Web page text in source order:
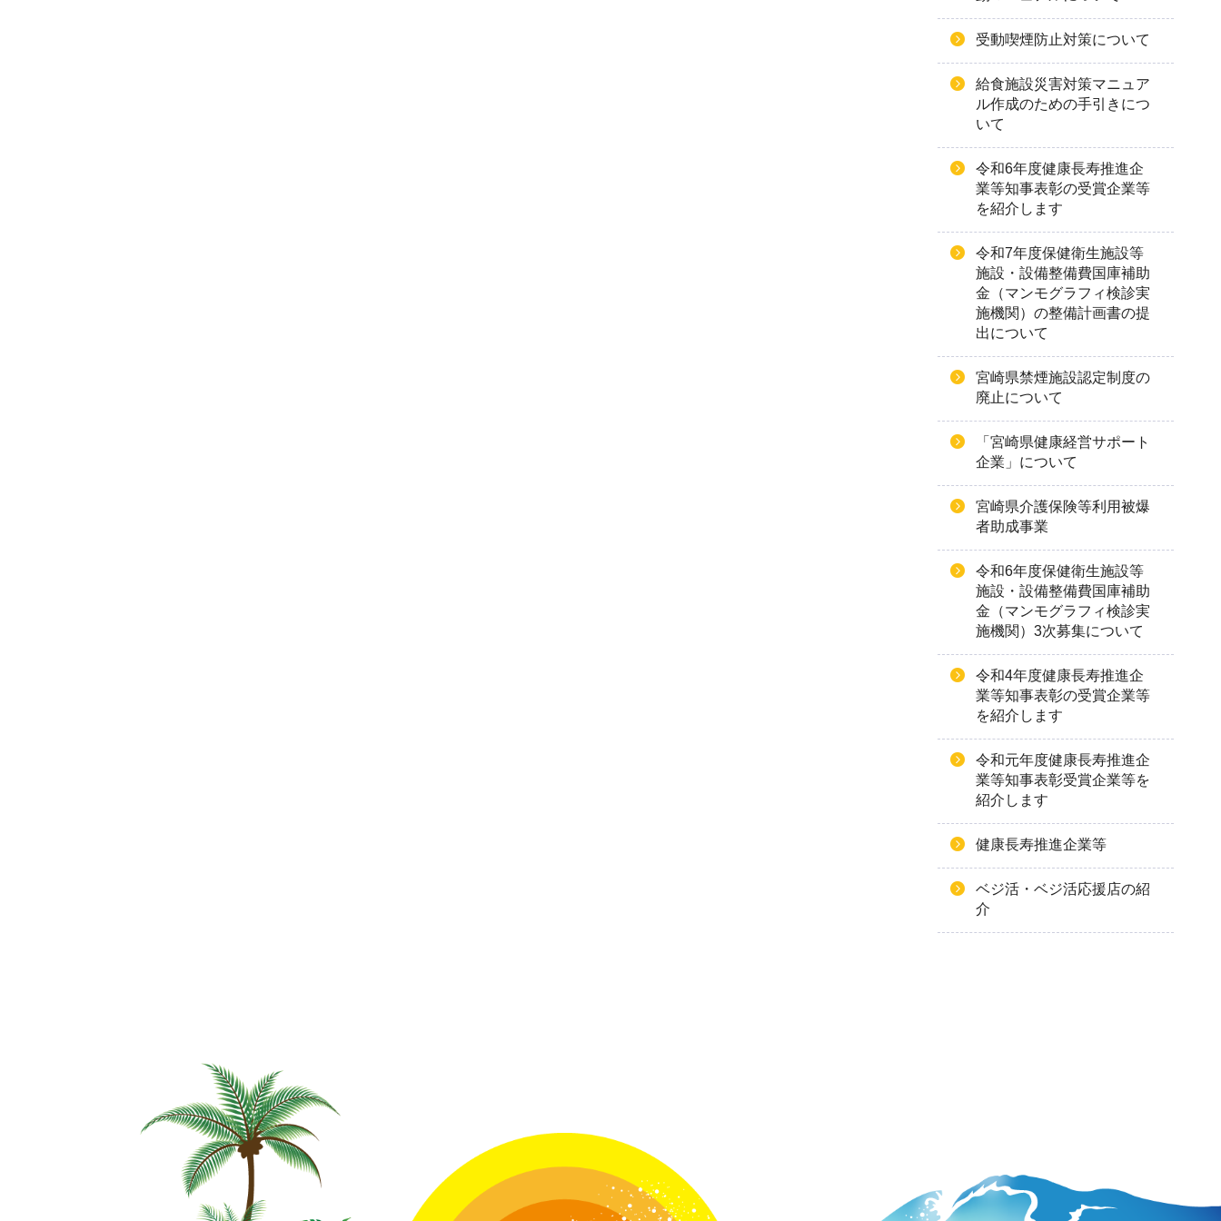
受動喫煙防止対策について
給食施設災害対策マニュア
ル作成のための手引きにつ
いて
令和6年度健康長寿推進企
業等知事表彰の受賞企業等
を紹介します
令和7年度保健衛生施設等
施設・設備整備費国庫補助
金（マンモグラフィ検診実
施機関）の整備計画書の提
出について
宮崎県禁煙施設認定制度の
廃止について
「宮崎県健康経営サポート
企業」について
宮崎県介護保険等利用被爆
者助成事業
令和6年度保健衛生施設等
施設・設備整備費国庫補助
金（マンモグラフィ検診実
施機関）3次募集について
令和4年度健康長寿推進企
業等知事表彰の受賞企業等
を紹介します
令和元年度健康長寿推進企
業等知事表彰受賞企業等を
紹介します
健康長寿推進企業等
ベジ活・ベジ活応援店の紹
介